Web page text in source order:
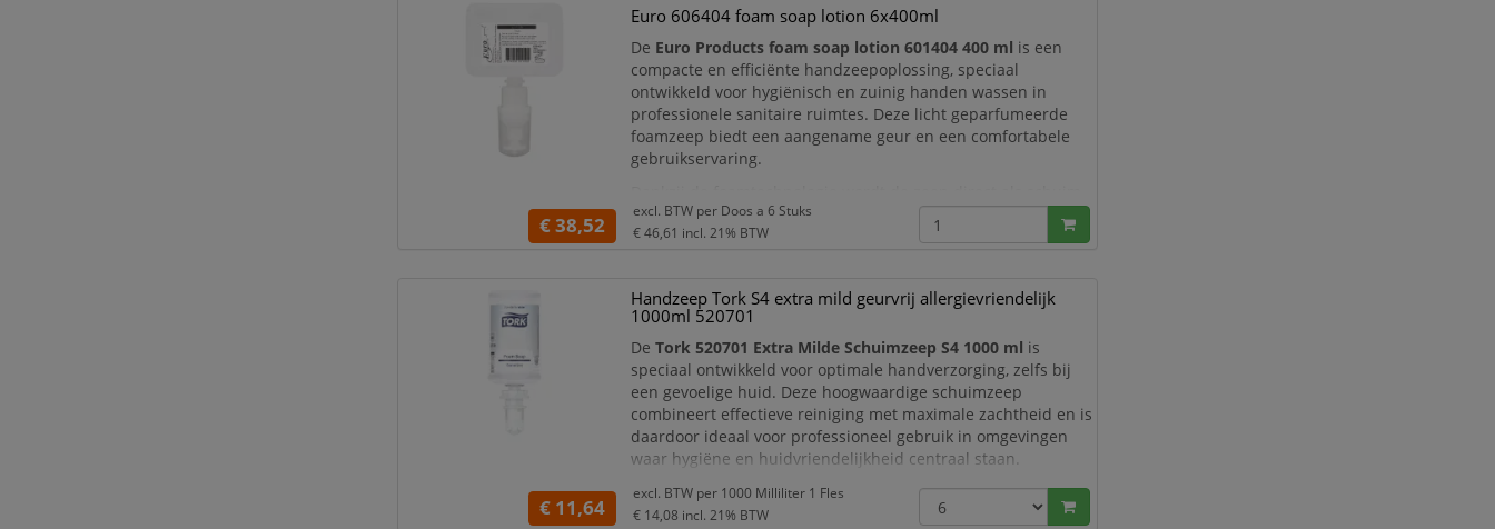
Euro 606404 foam soap lotion 6x400ml
De Euro Products foam soap lotion 601404 400 ml is een
compacte en efficiënte handzeepoplossing, speciaal
ontwikkeld voor hygiënisch en zuinig handen wassen in
professionele sanitaire ruimtes. Deze licht geparfumeerde
foamzeep biedt een aangename geur en een comfortabele
gebruikservaring.
gedoseerd, waardoor u minder product nodig heeft en toch
een optimale reiniging bereikt. De compac
€ 38,52
excl. BTW per Doos a 6 Stuks
€ 46,61 incl. 21% BTW
Handzeep Tork S4 extra mild geurvrij allergievriendelijk
1000ml 520701
DeTork 520701 Extra Milde Schuimzeep S4 1000 ml is
speciaal ontwikkeld voor optimale handverzorging, zelfs bij
een gevoelige huid. Deze hoogwaardige schuimzeep
combineert effectieve reiniging met maximale zachtheid en is
daardoor ideaal voor professioneel gebruik in omgevingen
waar hygiëne en huidvriendelijkheid centraal staan.
De zeep bevatmilde, verzorgende ingrediëntenen is volledig
vrij van parfum en kleurstoffen
. Hierdoor wordt het ris
€ 11,64
excl. BTW per 1000 Milliliter 1 Fles
€ 14,08 incl. 21% BTW